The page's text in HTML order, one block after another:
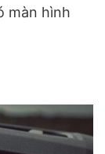
màn hình